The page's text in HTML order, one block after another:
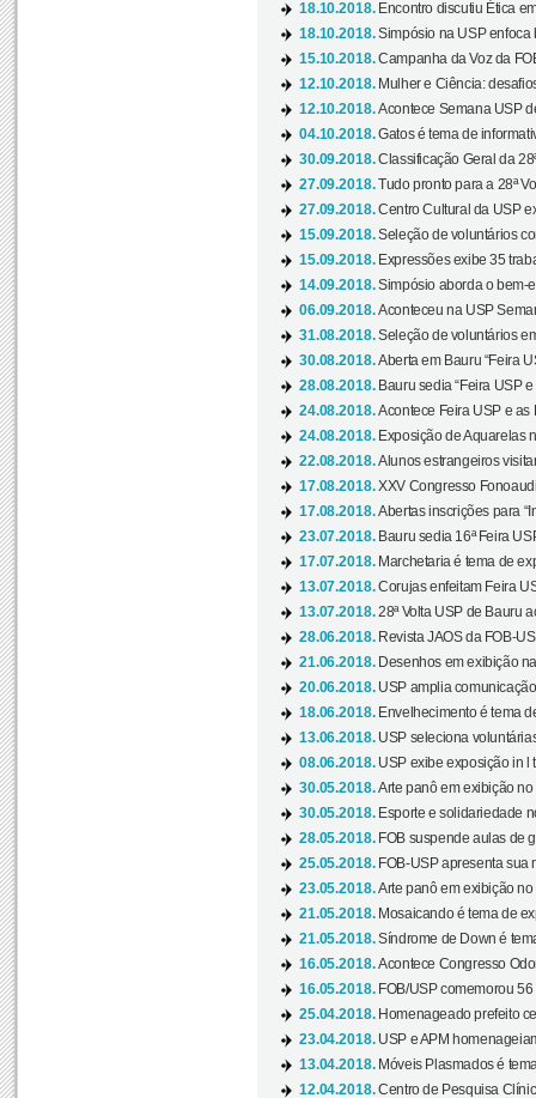
18.10.2018. Encontro discutiu Ética
18.10.2018.Simpósio na USP enfoca
15.10.2018.Campanha da Voz da
12.10.2018. Mulher e Ciência:
12.10.2018.Acontece Semana USP
04.10.2018.Gatos é tema de
30.09.2018.Classificação Geral da
27.09.2018.Tudo pronto para a 28ª
27.09.2018.Centro Cultural da USP
15.09.2018.Seleção de voluntários
15.09.2018. Expressões exibe 35
14.09.2018.Simpósio aborda o bem-
06.09.2018.Aconteceu na USP
31.08.2018.Seleção de voluntários
30.08.2018.Aberta em Bauru “Feira
28.08.2018. Bauru sedia “Feira USP
24.08.2018.Acontece Feira USP e as
24.08.2018. Exposição de Aquarelas
22.08.2018.Alunos estrangeiros
17.08.2018.XXV Congresso
17.08.2018.Abertas inscrições para
23.07.2018. Bauru sedia 16ª Feira
17.07.2018. Marchetaria é tema de
13.07.2018.Corujas enfeitam Feira
13.07.2018.28ª Volta USP de Bauru
28.06.2018. Revista JAOS da FOB-
21.06.2018. Desenhos em exibição
20.06.2018. USP amplia
18.06.2018. Envelhecimento é tema
13.06.2018. USP seleciona
08.06.2018. USP exibe exposição in l
30.05.2018.Arte panô em exibição no
30.05.2018. Esporte e solidariedade
28.05.2018. FOB suspende aulas de
25.05.2018. FOB-USP apresenta sua
23.05.2018.Arte panô em exibição no
21.05.2018. Mosaicando é tema de
21.05.2018.Síndrome de Down é
16.05.2018.Acontece Congresso
16.05.2018. FOB/USP comemorou
25.04.2018. Homenageado prefeito
23.04.2018. USP e APM
13.04.2018. Móveis Plasmados é
12.04.2018.Centro de Pesquisa